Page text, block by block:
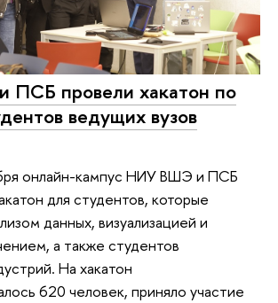
провели хакатон по
ведущих вузов
онлайн-кампус НИУ ВШЭ и ПСБ
для студентов, которые
данных, визуализацией и
а также студентов
На хакатон
620 человек, приняло участие